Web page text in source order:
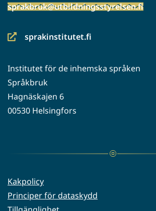
sprakbruk@utbildningsstyrelsen.fi
sprakinstitutet.fi
(siirryt
palveluun)
Institutet för de inhemska språken
Språkbruk
Hagnäskajen 6
00530 Helsingfors
Kakpolicy
Principer för dataskydd